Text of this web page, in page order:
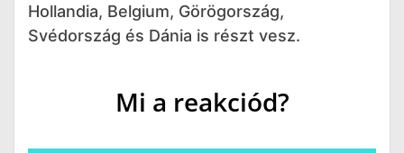
Hollandia, Belgium, Görögország,
Svédország és Dánia is részt vesz.
Mi a reakciód?